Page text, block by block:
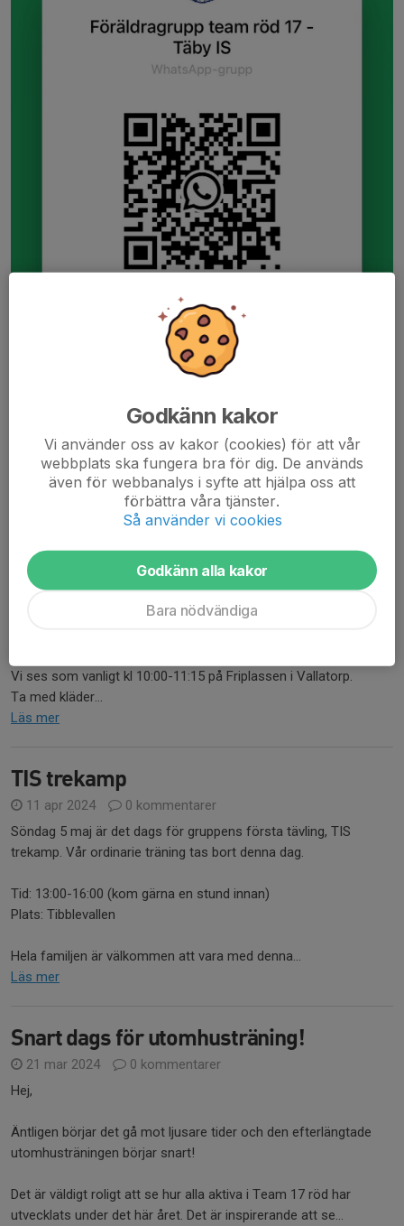
Hej alla föräldrar i Team 17 röd!
Vi ses som vanligt kl 10:00-11:15 på Friplassen i Vallatorp.
Ta med kläder...
Läs mer
TIS trekamp
11 apr 2024
0 kommentarer
Söndag 5 maj är det dags för gruppens första tävling, TIS
trekamp. Vår ordinarie träning tas bort denna dag.
Tid: 13:00-16:00 (kom gärna en stund innan)
Plats: Tibblevallen
Hela familjen är välkommen att vara med denna...
Läs mer
Snart dags för utomhusträning!
21 mar 2024
0 kommentarer
Hej,
Äntligen börjar det gå mot ljusare tider och den efterlängtade
utomhusträningen börjar snart!
Det är väldigt roligt att se hur alla aktiva i Team 17 röd har
utvecklats under det här året. Det är inspirerande att se...
Godkänn kakor
Vi använder oss av kakor (cookies) för att vår
webbplats ska fungera bra för dig. De används
även för webbanalys i syfte att hjälpa oss att
förbättra våra tjänster.
Så använder vi cookies
Godkänn alla kakor
Bara nödvändiga